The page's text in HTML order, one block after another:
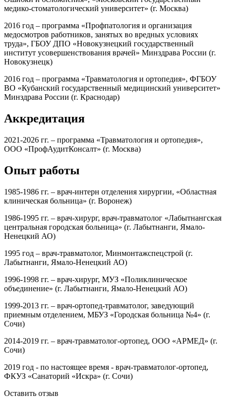
медико-стоматологический университет» (г. Москва)
2016 год – программа «Профпатология и организация
медосмотров работников, занятых во вредных условиях
труда», ГБОУ ДПО «Новокузнецкий государственный
институт усовершенствования врачей» Минздрава России (г.
Новокузнецк)
2016 год – программа «Травматология и ортопедия», ФГБОУ
ВО «Кубанский государственный медицинский университет»
Минздрава России (г. Краснодар)
Аккредитация
2021-2026 гг. – программа «Травматология и ортопедия»,
ООО «ПрофАудитКонсалт» (г. Москва)
Опыт работы
1985-1986 гг. – врач-интерн отделения хирургии, «Областная
клиническая больница» (г. Воронеж)
1986-1995 гг. – врач-хирург, врач-травматолог «Лабытнангская
центральная городская больница» (г. Лабытнанги, Ямало-
Ненецкий АО)
1995 год – врач-травматолог, Минмонтажспецстрой (г.
Лабытнанги, Ямало-Ненецкий АО)
1996-1998 гг. – врач-хирург, МУЗ «Поликлиническое
объединение» (г. Лабытнанги, Ямало-Ненецкий АО)
1999-2013 гг. – врач-ортопед-травматолог, заведующий
приемным отделением, МБУЗ «Городская больница №4» (г.
Сочи)
2014-2019 гг. – врач-травматолог-ортопед, ООО «АРМЕД» (г.
Сочи)
2019 год - по настоящее время - врач-травматолог-ортопед,
ФКУЗ «Санаторий «Искра» (г. Сочи)
Оставить отзыв